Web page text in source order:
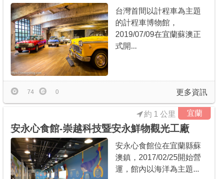
台灣首間以計程車為主題
的計程車博物館，
2019/07/09在宜蘭蘇澳正
式開...
更多資訊
74 0
宜蘭
約 1 公里
安永心食館-崇越科技暨安永鮮物觀光工廠
安永心食館位在宜蘭縣蘇
澳鎮，2017/02/25開始營
運，館內以海洋為主題...